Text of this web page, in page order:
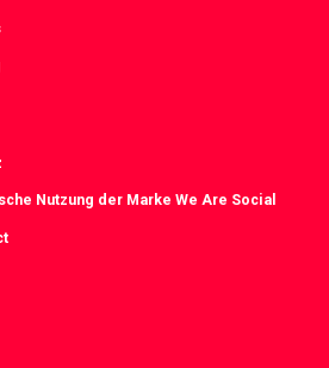
Nutzung der Marke We Are Social